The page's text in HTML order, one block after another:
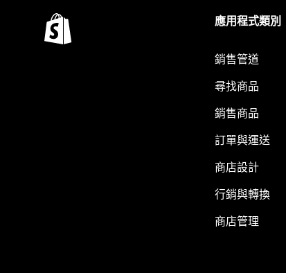
應用程式類別
銷售管道
尋找商品
銷售商品
訂單與運送
商店設計
行銷與轉換
商店管理